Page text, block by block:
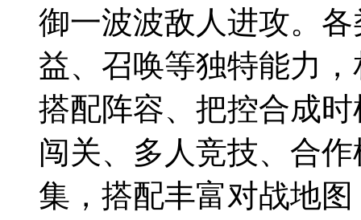
御一波波敌人进攻。
益、召唤等独特能力
搭配阵容、把控合成
闯关、多人竞技、合
集，搭配丰富对战地